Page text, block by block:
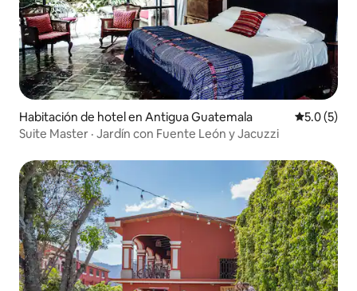
Habitación de hotel en Antigua Guatemala
5.0 (5)
Suite Master · Jardín con Fuente León y Jacuzzi